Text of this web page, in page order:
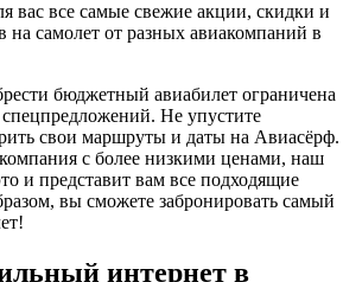
вас все самые свежие акции, скидки и
на самолет от разных авиакомпаний в
бюджетный авиабилет ограничена
Не упустите
свои маршруты и даты на Авиасёрф.
с более низкими ценами, наш
и представит вам все подходящие
вы сможете забронировать самый
интернет в